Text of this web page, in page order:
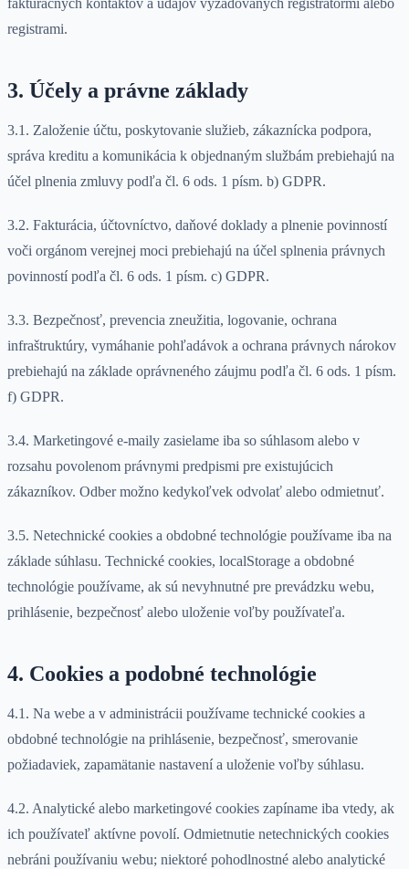
fakturačných kontaktov a údajov vyžadovaných registrátormi alebo
registrami.
3. Účely a právne základy
3.1. Založenie účtu, poskytovanie služieb, zákaznícka podpora,
správa kreditu a komunikácia k objednaným službám prebiehajú na
účel plnenia zmluvy podľa čl. 6 ods. 1 písm. b) GDPR.
3.2. Fakturácia, účtovníctvo, daňové doklady a plnenie povinností
voči orgánom verejnej moci prebiehajú na účel splnenia právnych
povinností podľa čl. 6 ods. 1 písm. c) GDPR.
3.3. Bezpečnosť, prevencia zneužitia, logovanie, ochrana
infraštruktúry, vymáhanie pohľadávok a ochrana právnych nárokov
prebiehajú na základe oprávneného záujmu podľa čl. 6 ods. 1 písm.
f) GDPR.
3.4. Marketingové e-maily zasielame iba so súhlasom alebo v
rozsahu povolenom právnymi predpismi pre existujúcich
zákazníkov. Odber možno kedykoľvek odvolať alebo odmietnuť.
3.5. Netechnické cookies a obdobné technológie používame iba na
základe súhlasu. Technické cookies, localStorage a obdobné
technológie používame, ak sú nevyhnutné pre prevádzku webu,
prihlásenie, bezpečnosť alebo uloženie voľby používateľa.
4. Cookies a podobné technológie
4.1. Na webe a v administrácii používame technické cookies a
obdobné technológie na prihlásenie, bezpečnosť, smerovanie
požiadaviek, zapamätanie nastavení a uloženie voľby súhlasu.
4.2. Analytické alebo marketingové cookies zapíname iba vtedy, ak
ich používateľ aktívne povolí. Odmietnutie netechnických cookies
nebráni používaniu webu; niektoré pohodlnostné alebo analytické